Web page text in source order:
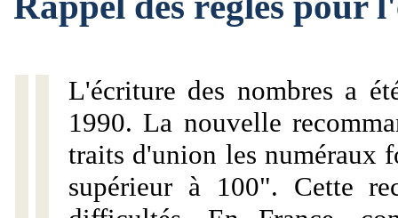
L'écriture des nombres a
1990. La nouvelle
traits d'union les numéraux
supérieur à 100". Cette